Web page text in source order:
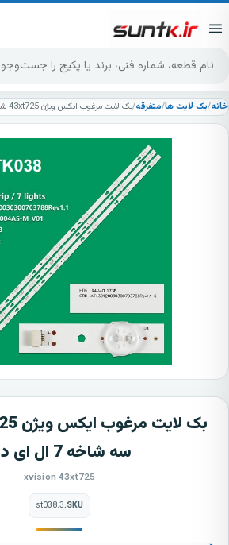
جست‌وجوی محصولات
خانه/بک لایت ها/متفرقه/
سه شاخه 7 ال ای دی
xvision 43xt725
SKU:
st038.3